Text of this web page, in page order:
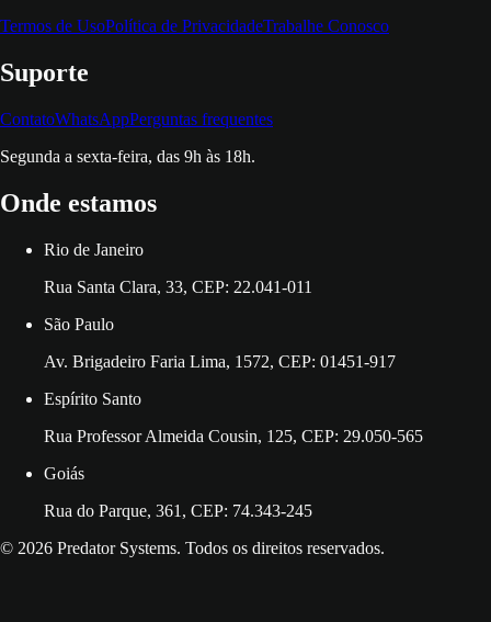
Termos de UsoPolítica de PrivacidadeTrabalhe Conosco
Suporte
ContatoWhatsAppPerguntas frequentes
Segunda a sexta-feira, das 9h às 18h.
Onde estamos
Rio de Janeiro
Rua Santa Clara, 33, CEP: 22.041-011
São Paulo
Av. Brigadeiro Faria Lima, 1572, CEP: 01451-917
Espírito Santo
Rua Professor Almeida Cousin, 125, CEP: 29.050-565
Goiás
Rua do Parque, 361, CEP: 74.343-245
© 2026 Predator Systems. Todos os direitos reservados.